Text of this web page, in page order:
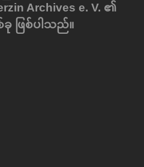
Archives e. V. ၏
ဖြစ်ပါသည်။